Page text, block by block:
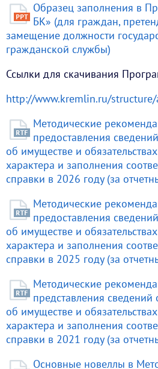
Образец заполнения в
БК» (для граждан,
замещение должности
гражданской службы)
Ссылки для скачивания
http://www.kremlin.ru/
Методические
предоставления
об имуществе и
характера и заполнения
справки в 2026 году (за
Методические
предоставления
об имуществе и
характера и заполнения
справки в 2025 году (за
Методические
представления
об имуществе и
характера и заполнения
справки в 2021 году (за
Основные новеллы в